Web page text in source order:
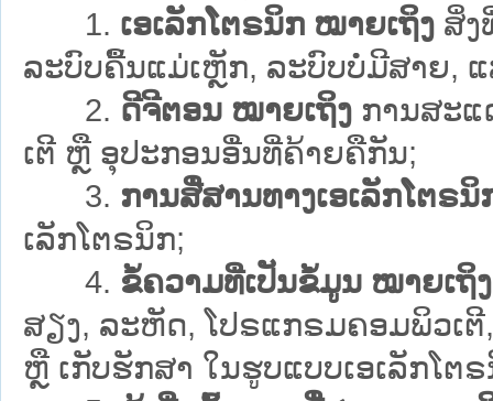
1. ເອເລັກໂຕຣນິກ ໝາຍເຖິງ ສິ່ງ
ລະບົບຄື້ນແມ່ເຫຼັກ, ລະບົບບໍ່ມີສາຍ,
2. ດີຈີຕອນ ໝາຍເຖິງ ການສະແ
ເຕີ ຫຼື ອຸປະກອນອື່ນທີ່ຄ້າຍຄືກັນ;
3. ການສື່ສານທາງເອເລັກໂຕຣ
ເລັກໂຕຣນິກ;
4. ຂໍ້ຄວາມທີ່ເປັນຂໍ້ມູນ ໝາຍເຖິງ
ສຽງ, ລະຫັດ, ໂປຣແກຣມຄອມພິວເ
ຫຼື ເກັບຮັກສາ ໃນຮູບແບບເອເລັກໂຕ